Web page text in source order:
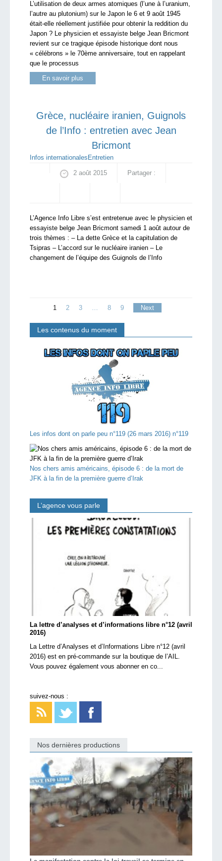
L’utilisation de deux armes atomiques (l’une à l’uranium,
l’autre au plutonium) sur le Japon le 6 et 9 août 1945
était-elle réellement justifiée pour obtenir la reddition du
Japon ? Le physicien et essayiste belge Jean Bricmont
revient sur ce tragique épisode historique dont nous
« célébrons » le 70ème anniversaire, tout en rappelant
que le processus
En savoir plus
Grèce, nucléaire iranien, Guignols
de l’Info : entretien avec Jean
Bricmont
Infos internationales Entretien
2 août 2015 Partager :
L’Agence Info Libre s’est entretenue avec le physicien et
essayiste belge Jean Bricmont samedi 1 août autour de
trois thèmes : – La dette Grèce et la capitulation de
Tsipras – L’accord sur le nucléaire iranien – Le
changement de l’équipe des Guignols de l’Info
1 2 3 … 8 9 Next
Les contenus du moment
Les infos dont on parle peu n°119 (26 mars 2016) n°119
Nos chers amis américains, épisode 6 : de la mort de
JFK à la fin de la première guerre d’Irak
L’agence vous parle
La lettre d’analyses et d’informations libre n°12 (avril
2016)
La Lettre d’Analyses et d’Informations Libre n°12 (avril
2016) est en pré-commande sur la boutique de l’AIL.
Vous pouvez également vous abonner en co...
suivez-nous :
Nos dernières productions